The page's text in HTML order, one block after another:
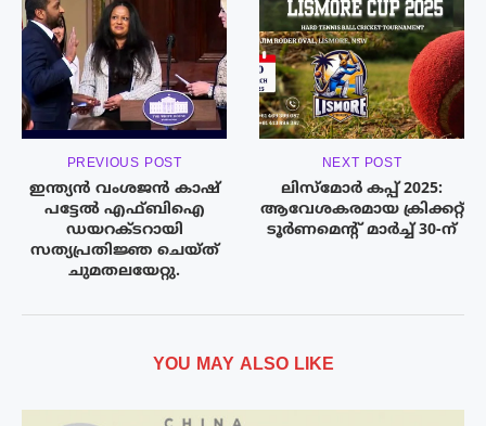
PREVIOUS POST
ഇന്ത്യൻ വംശജൻ കാഷ്
പട്ടേൽ എഫ്ബിഐ
ഡയറക്ടറായി
സത്യപ്രതിജ്ഞ ചെയ്ത്
ചുമതലയേറ്റു.
NEXT POST
ലിസ്‌മോര്‍ കപ്പ് 2025:
ആവേശകരമായ ക്രിക്കറ്റ്
ടൂര്‍ണമെന്റ് മാര്‍ച്ച് 30-ന്
YOU MAY ALSO LIKE